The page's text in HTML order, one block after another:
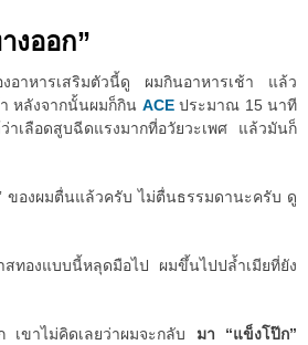
งออก”
งอาหารเสริมตัวนี้ดู ผมกินอาหารเช้า แล้ว
หลังจากนั้นผมก็กิน ACEประมาณ 15 นาที
าเลือดสูบฉีดแรงมากที่อวัยวะเพศ แล้วมันก็
ของผมตื่นแล้วครับ ไม่ตื่นธรรมดานะครับ ดู
ทองแบบนี้หลุดมือไป ผมขึ้นไปปล้ำเมียที่ยัง
เขาไม่คิดเลยว่าผมจะกลับ มา “แข็งโป๊ก”